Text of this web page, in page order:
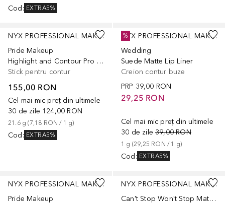
Cod : EXTRA5%
NYX PROFESSIONAL MAKEUP
Pride Makeup
Highlight and Contour Pro Palette
Stick pentru contur
155,00 RON
Cel mai mic preț din ultimele
30 de zile 124,00 RON
21.6 g (7,18 RON / 1 g)
Cod : EXTRA5%
NYX PROFESSIONAL MAKEUP
Wedding
Suede Matte Lip Liner
Creion contur buze
PRP 39,00 RON
29,25 RON
Cel mai mic preț din ultimele
30 de zile 39,00 RON
1 g (29,25 RON / 1 g)
Cod : EXTRA5%
%
NYX PROFESSIONAL MAKEUP
Pride Makeup
NYX PROFESSIONAL MAKEUP
Can't Stop Won't Stop Mattifying Powder